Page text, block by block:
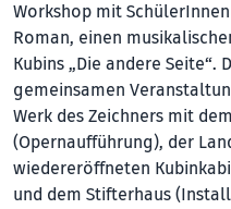
Workshop mit
Roman, einen
Kubins „Die andere Seite“.
gemeinsamen
Werk des Zeichners mit
(Opernaufführung), der
wiedereröffneten
und dem Stifterhaus